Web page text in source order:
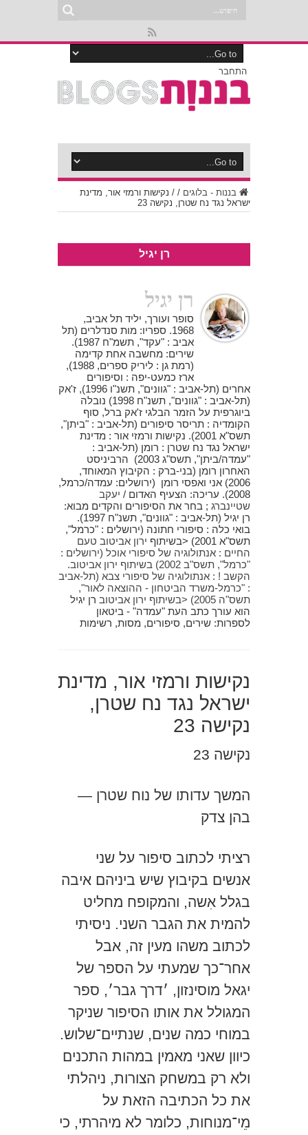
התחבר
בננות - בלוגים /
/ נקישות ורמזי אור, מדינת
ישראל נגד נח שטרן, נקישה 23
רן יגיל
רן יגיל
סופר ועורך, יליד תל אביב,
1968. ספריו: מות סנדלרים (תל
אביב : "עקד", תשמ"ח 1987).
שירים: מחשבה אחת קדימה
(רמת גן : ליריק ספרים, 1988),
ארז כמעט-יפה : וסיפורים
אחרים (תל-אביב : "גוונים", תשנ"ו 1996), ז'אק
(תל-אביב : "גוונים", תשנ"ח 1998) נובלה
ביוגרפית על הזמר הבלגי ז'אק ברל, סוף
הקומדיה : תריסר סיפורים (תל-אביב : "ביתן",
תשס"א 2001). נקישות ורמזי אור : מדינת
ישראל נגד נח שטרן : רומן (תל-אביב :
"עמדה/ביתן", תשס"ג 2003) הרביניסט
האחרון רומן (בני-ברק : הקיבוץ המאוחד,
2006) אני ואפסי רומן (ירושלים: עמדה/כרמל,
2008). עריכה: הצעיף האדום /
יעקב
שטיינברג ; בחר את הסיפורים והקדים מבוא:
רן יגיל (תל-אביב : "גוונים", תשנ"ח 1997).
בואי כלה : סיפורי חתונה (ירושלים : "כרמל",
תשס"א 2001) <בשיתוף
ירון אביטוב טעם
החיים : אנתולוגיה של סיפורי אוכל (ירושלים :
"כרמל", תשס"ב 2002) בשיתוף
ירון אביטוב.
הקשב ! : אנתולוגיה של סיפורי צבא (תל-אביב
: "כרמל-משרד הביטחון - ההוצאה לאור",
תשס"ה 2005) <בשיתוף
ירון אביטוב רן יגיל
הוא עורך כתב העת "עמדה" - ביטאון
לספרות: שירים, סיפורים, מסות, רשימות
נקישות ורמזי אור, מדינת
ישראל נגד נח שטרן,
נקישה 23
נקישה 23
המשך עדותו של נוח שטרן —
בהן צדק
רציתי לכתוב סיפור על שני
אנשים בקיבוץ שיש ביניהם איבה
בגלל אִשה, והמקופח מחליט
להמית את הגבר השני. ניסיתי
לכתוב משהו מעין זה, אבל
אחר־כך שמעתי על הספר של
יגאל מוסינזון, ׳דרך גבר׳, ספר
המגולל את אותו הסיפור שניקר
במוחי כמה שנים, שנתיים־שלוש.
כיוון שאני מאמין במהות התכנים
ולא רק במשחק הצורות, ניהלתי
את כל הכתיבה הזאת על
מֵי־מנוחות, כלומר לא מיהרתי, כי